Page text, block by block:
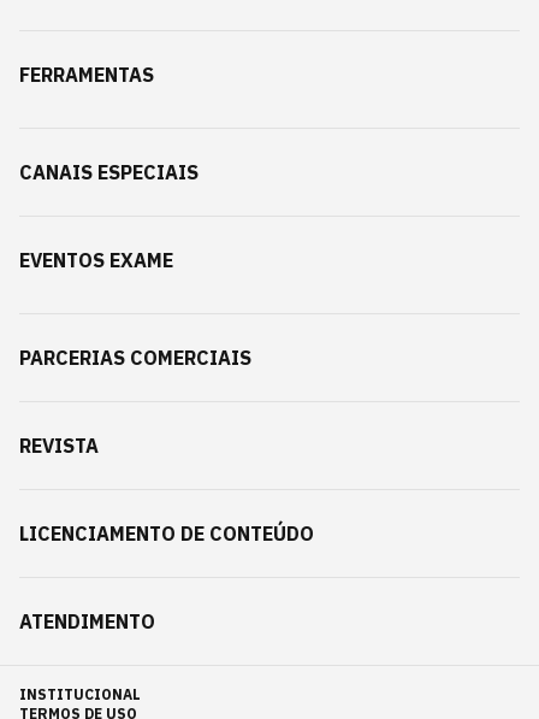
FERRAMENTAS
CANAIS ESPECIAIS
EVENTOS EXAME
PARCERIAS COMERCIAIS
REVISTA
LICENCIAMENTO DE CONTEÚDO
ATENDIMENTO
INSTITUCIONAL
TERMOS DE USO